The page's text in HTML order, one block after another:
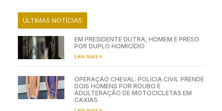
ÚLTIMAS NOTÍCIAS
EM PRESIDENTE DUTRA, HOMEM É PRESO
POR DUPLO HOMICÍDIO
Leia mais »
OPERAÇÃO CHEVAL: POLÍCIA CIVIL PRENDE
DOIS HOMENS POR ROUBO E
ADULTERAÇÃO DE MOTOCICLETAS EM
CAXIAS